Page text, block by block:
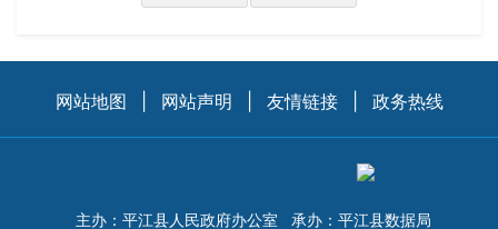
网站地图 网站声明 友情链接 政务热线
主办：平江县人民政府办公室
承办：平江县数据局